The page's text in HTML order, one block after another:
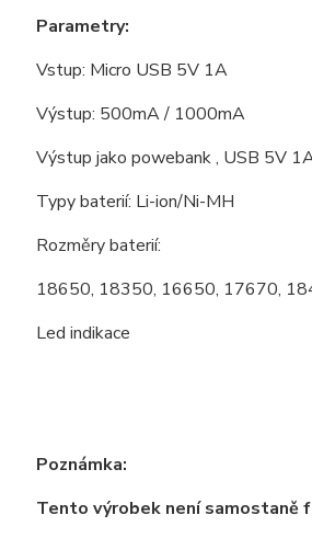
Parametry:
Vstup: Micro USB 5V 1A
Výstup: 500mA / 1000mA
Výstup jako powebank , USB 5V
Typy baterií: Li-ion/Ni-MH
Rozměry baterií:
18650, 18350, 16650, 17670,
Led indikace
Poznámka:
Tento výrobek není samostaně